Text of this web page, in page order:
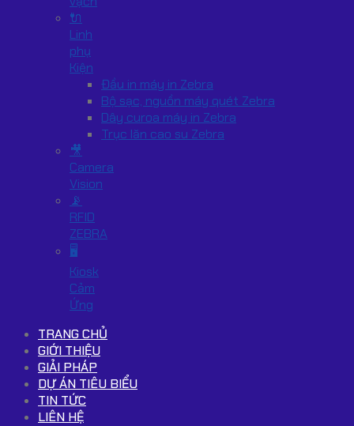
🔌
Linh
phụ
Kiện
Đầu in máy in Zebra
Bộ sạc, nguồn máy quét Zebra
Dây curoa máy in Zebra
Trục lăn cao su Zebra
🎥
Camera
Vision
📡
RFID
ZEBRA
🖥️
Kiosk
Cảm
Ứng
TRANG CHỦ
GIỚI THIỆU
GIẢI PHÁP
DỰ ÁN TIÊU BIỂU
TIN TỨC
LIÊN HỆ